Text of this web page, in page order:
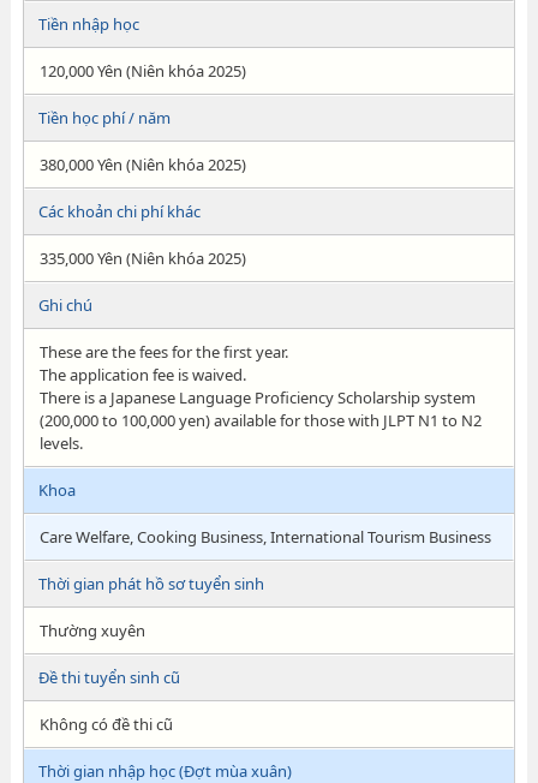
Tiền nhập học
120,000 Yên (Niên khóa 2025)
Tiền học phí / năm
380,000 Yên (Niên khóa 2025)
Các khoản chi phí khác
335,000 Yên (Niên khóa 2025)
Ghi chú
These are the fees for the first year.
The application fee is waived.
There is a Japanese Language Proficiency Scholarship system
(200,000 to 100,000 yen) available for those with JLPT N1 to N2
levels.
Khoa
Care Welfare, Cooking Business, International Tourism Business
Thời gian phát hồ sơ tuyển sinh
Thường xuyên
Đề thi tuyển sinh cũ
Không có đề thi cũ
Thời gian nhập học (Đợt mùa xuân)